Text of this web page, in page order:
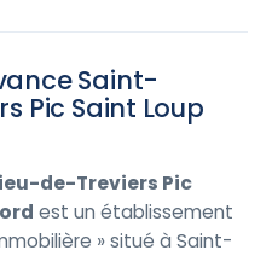
Saint-
Pic Saint Loup
de-Treviers Pic
est un établissement
» situé à Saint-